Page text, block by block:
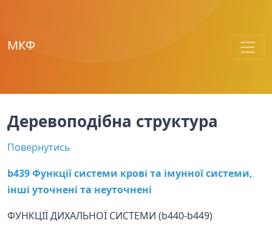
МКФ
Деревоподібна структура
Повернутись
b439 Функції системи крові та імунної системи,
інші уточнені та неуточнені
ФУНКЦІЇ ДИХАЛЬНОЇ СИСТЕМИ (b440-b449)